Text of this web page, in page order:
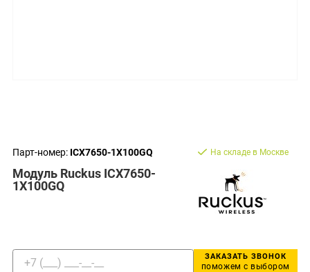
Парт-номер: ICX7650-1X100GQ
Модуль Ruckus ICX7650-
1X100GQ
На складе в Москве
ЗАКАЗАТЬ ЗВОНОК
поможем с выбором